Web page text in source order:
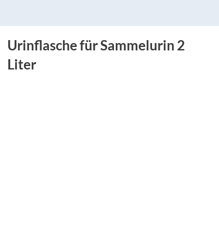
Urinflasche für Sammelurin 2
Liter